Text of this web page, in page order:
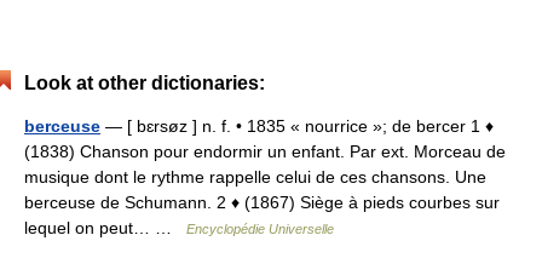
Look at other dictionaries:
berceuse — [ bɛrsøz ] n. f. • 1835 « nourrice »; de bercer 1 ♦
(1838) Chanson pour endormir un enfant. Par ext. Morceau de
musique dont le rythme rappelle celui de ces chansons. Une
berceuse de Schumann. 2 ♦ (1867) Siège à pieds courbes sur
lequel on peut… …
Encyclopédie Universelle